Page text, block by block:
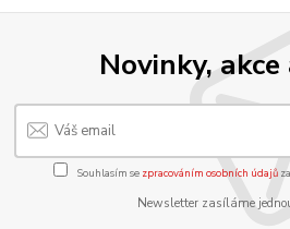
Novinky,
Souhlasím se zpracováním osobních údajů
Newsletter zasíláme